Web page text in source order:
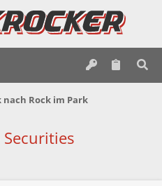
nach Rock im Park
Securities